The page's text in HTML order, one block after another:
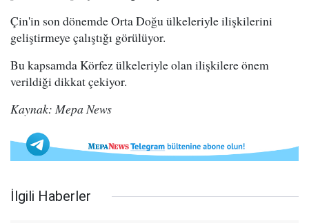
Çin'in son dönemde Orta Doğu ülkeleriyle ilişkilerini
geliştirmeye çalıştığı görülüyor.
Bu kapsamda Körfez ülkeleriyle olan ilişkilere önem
verildiği dikkat çekiyor.
Kaynak: Mepa News
İlgili Haberler